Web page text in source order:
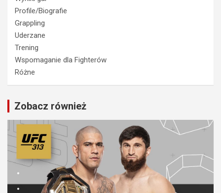
Profile/Biografie
Grappling
Uderzane
Trening
Wspomaganie dla Fighterów
Różne
Zobacz również